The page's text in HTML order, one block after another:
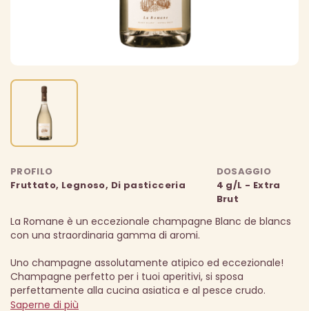
PROFILO
Fruttato, Legnoso, Di pasticceria
DOSAGGIO
4 g/L - Extra
Brut
La Romane è un eccezionale champagne Blanc de blancs
con una straordinaria gamma di aromi.
Uno champagne assolutamente atipico ed eccezionale!
Champagne perfetto per i tuoi aperitivi, si sposa
perfettamente alla cucina asiatica e al pesce crudo.
Saperne di più